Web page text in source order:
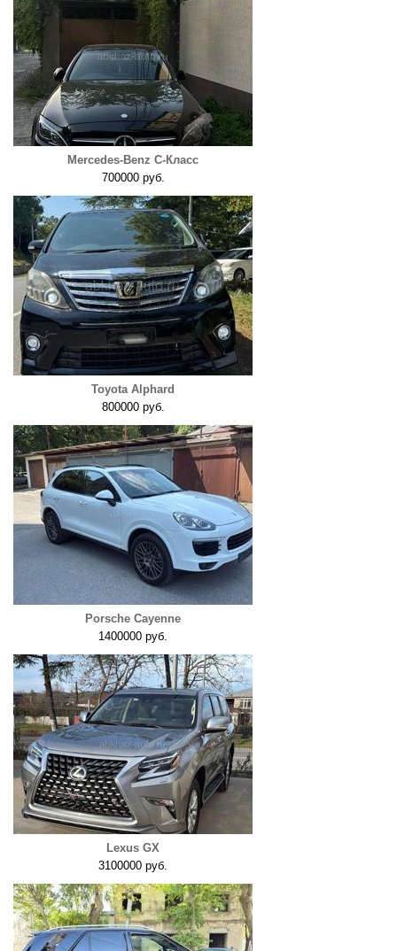
Mercedes-Benz C-Класс
700000 руб.
Toyota Alphard
800000 руб.
Porsche Cayenne
1400000 руб.
Lexus GX
3100000 руб.